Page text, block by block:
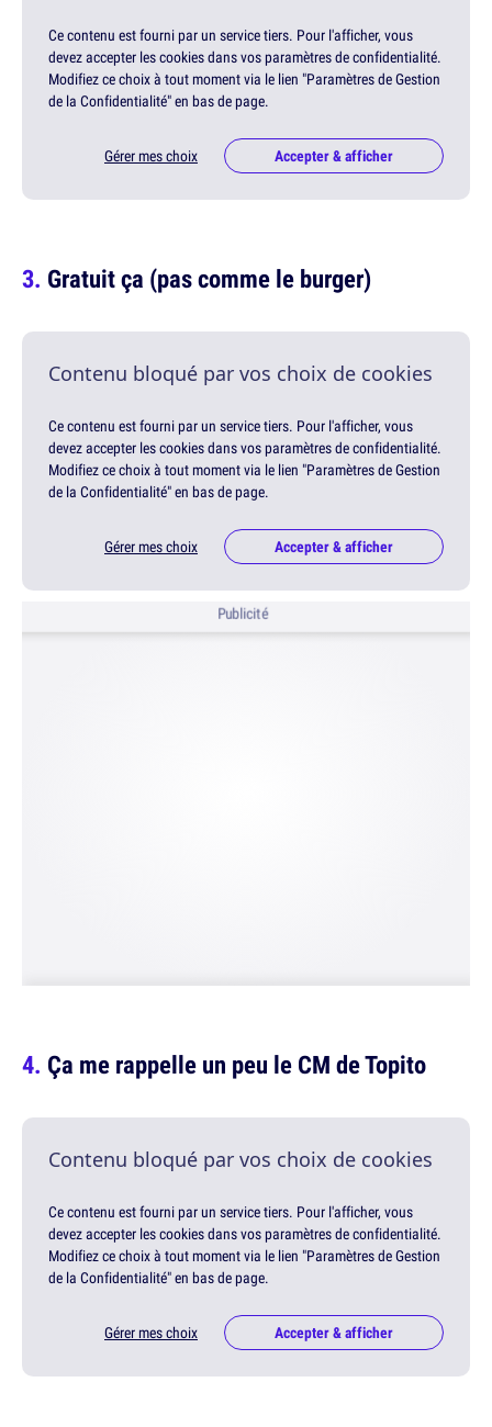
Ce contenu est fourni par un service tiers. Pour l'afficher, vous
devez accepter les cookies dans vos paramètres de confidentialité.
Modifiez ce choix à tout moment via le lien "Paramètres de Gestion
de la Confidentialité" en bas de page.
Gérer mes choix Accepter & afficher
Gratuit ça (pas comme le burger)
Contenu bloqué par vos choix de cookies
Ce contenu est fourni par un service tiers. Pour l'afficher, vous
devez accepter les cookies dans vos paramètres de confidentialité.
Modifiez ce choix à tout moment via le lien "Paramètres de Gestion
de la Confidentialité" en bas de page.
Gérer mes choix Accepter & afficher
Publicité
Ça me rappelle un peu le CM de Topito
Contenu bloqué par vos choix de cookies
Ce contenu est fourni par un service tiers. Pour l'afficher, vous
devez accepter les cookies dans vos paramètres de confidentialité.
Modifiez ce choix à tout moment via le lien "Paramètres de Gestion
de la Confidentialité" en bas de page.
Gérer mes choix Accepter & afficher